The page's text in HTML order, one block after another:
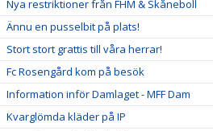
Nya restriktioner från FHM & Skåneboll
Ännu en pusselbit på plats!
Stort stort grattis till våra herrar!
Fc Rosengård kom på besök
Information inför Damlaget - MFF Dam
Kvarglömda kläder på IP